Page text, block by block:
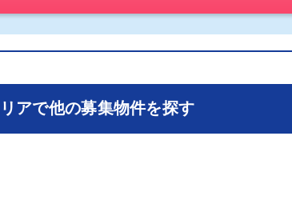
アで他の募集物件を探す